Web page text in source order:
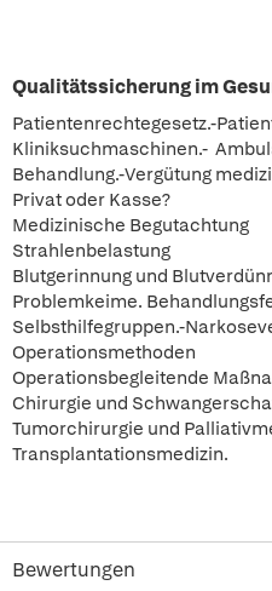
Qualitätssicherung im
Patientenrechtegesetz.-
Kliniksuchmaschinen.-
Behandlung.-Vergütung
Privat oder Kasse?
Medizinische Begutachtung
Strahlenbelastung
Blutgerinnung und
Problemkeime.
Selbsthilfegruppen.-
Operationsmethoden
Operationsbegleitende
Chirurgie und
Tumorchirurgie und
Transplantationsmedizin.
Bewertungen